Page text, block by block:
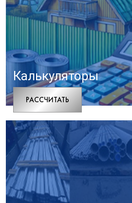
Калькуляторы
РАCСЧИТАТЬ